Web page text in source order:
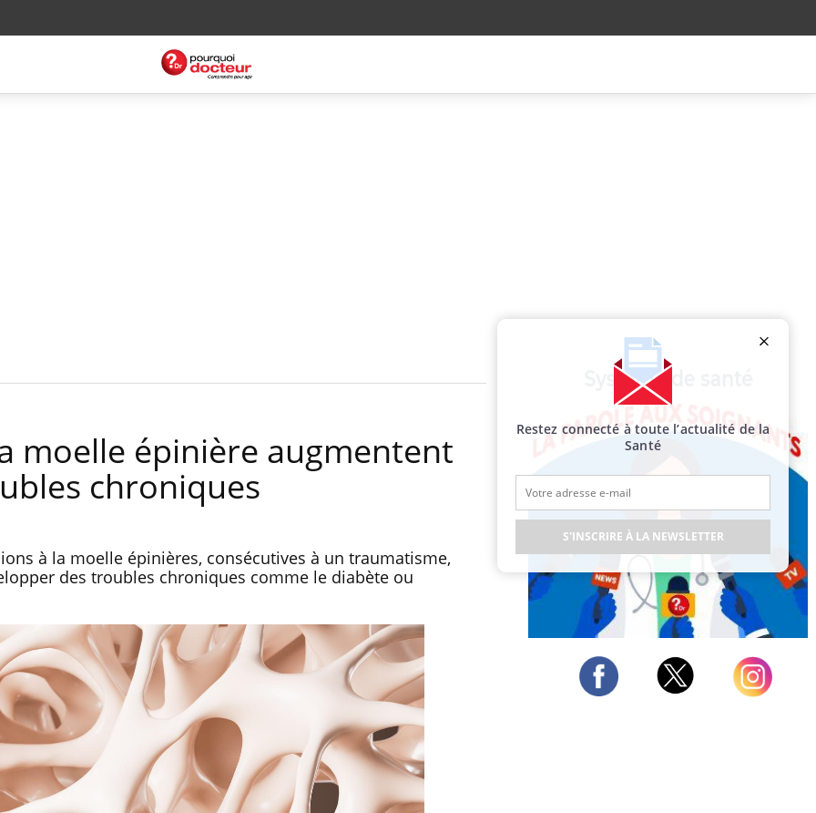
moelle épinière augmentent
chroniques
à la moelle épinières, consécutives à un traumatisme,
des troubles chroniques comme le diabète ou
Restez connecté à toute l’actualité de la
Santé
S'INSCRIRE À LA NEWSLETTER